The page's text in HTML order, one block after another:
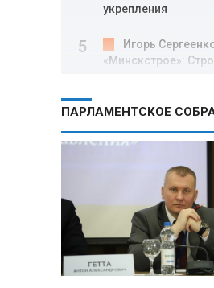
укрепления
Игорь
«Минскстрое»:
в улучшении
МИД РФ:
Зеленского в США
ожидаемых
Белорусские
собрали первые
томаты из семян,
на орбите
ПАРЛАМЕНТСКОЕ